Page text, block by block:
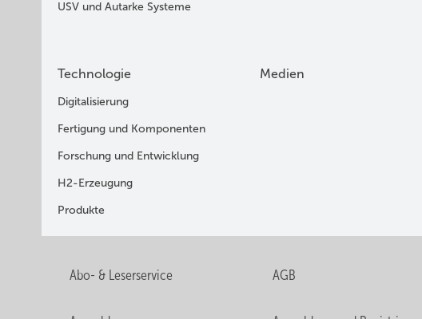
USV und Autarke Systeme
Technologie
Digitalisierung
Fertigung und Komponenten
Forschung und Entwicklung
H2-Erzeugung
Produkte
Medien
Abo- & Leserservice AGB